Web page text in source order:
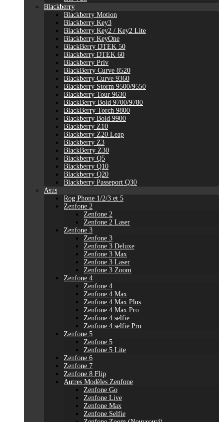
Blackberry
Blackberry Motion
Blackberry Key3
Blackberry Key2 / Key2 Lite
Blackberry KeyOne
BlackBerry DTEK 50
Blackberry DTEK 60
Blackberry Priv
BlackBerry Curve 8520
Blackberry Curve 9360
Blackberry Storm 9500/9550
Blackberry Tour 9630
BlackBerry Bold 9700/9780
BlackBerry Torch 9800
Blackberry Bold 9900
Blackberry Z10
Blackberry Z20 Leap
Blackberry Z3
BlackBerry Z30
Blackberry Q5
Blackberry Q10
Blackberry Q20
Blackberry Passeport Q30
Asus
Rog Phone 1/2/3 et 5
Zenfone 2
Zenfone 2
Zenfone 2 Laser
Zenfone 3
Zenfone 3
Zenfone 3 Deluxe
Zenfone 3 Max
Zenfone 3 Laser
Zenfone 3 Zoom
Zenfone 4
Zenfone 4
Zenfone 4 Max
Zenfone 4 Max Plus
Zenfone 4 Max Pro
Zenfone 4 selfie
Zenfone 4 selfie Pro
Zenfone 5
Zenfone 5
Zenfone 5 Lite
Zenfone 6
Zenfone 7
Zenfone 8 Flip
Autres Modèles Zenfone
Zenfone Go
Zenfone Live
Zenfone Max
Zenfone Selfie